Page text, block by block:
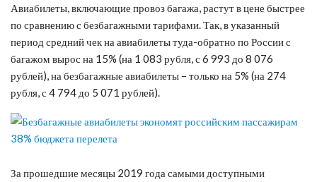
Авиабилеты, включающие провоз багажа, растут в цене быстрее
по сравнению с безбагажными тарифами. Так, в указанный
период средний чек на авиабилеты туда-обратно по России с
багажом вырос на 15% (на 1 083 рубля, с 6 993 до 8 076
рублей), на безбагажные авиабилеты – только на 5% (на 274
рубля, с 4 794 до 5 071 рублей).
За прошедшие месяцы 2019 года самыми доступными